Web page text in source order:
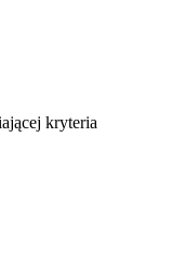
kryteria